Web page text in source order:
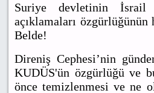
Suriye devletinin İsrail
açıklamaları
Belde!
Direniş Cephesi’nin
KUDÜS'ün özgürlüğü ve
önce temizlenmesi ve ne